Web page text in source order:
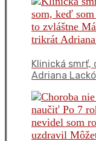
Klinická smrť,
Adriana